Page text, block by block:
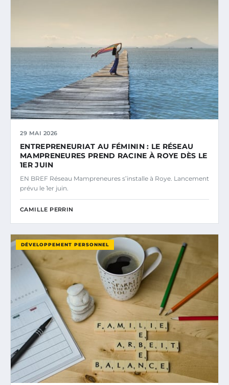
29 MAI 2026
ENTREPRENEURIAT AU FÉMININ : LE RÉSEAU
MAMPRENEURES PREND RACINE À ROYE DÈS LE
1ER JUIN
EN BREF Réseau Mampreneures s’installe à Roye. Lancement
prévu le 1er juin.
CAMILLE PERRIN
DÉVELOPPEMENT PERSONNEL